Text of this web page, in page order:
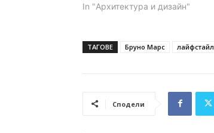
In "Архитектура и дизайн"
ТАГОВЕ Бруно Марс лайфстайл
Сподели